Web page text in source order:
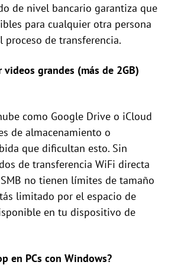
de nivel bancario garantiza que
para cualquier otra persona
proceso de transferencia.
videos grandes (más de 2GB)
como Google Drive o iCloud
de almacenamiento o
que dificultan esto. Sin
de transferencia WiFi directa
no tienen límites de tamaño
limitado por el espacio de
en tu dispositivo de
en PCs con Windows?